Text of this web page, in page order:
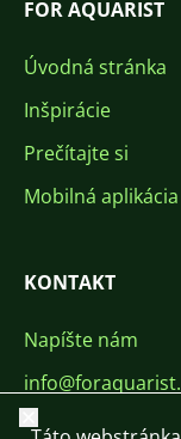
FOR AQUARIST
Úvodná stránka
Inšpirácie
Prečítajte si
Mobilná aplikácia
KONTAKT
Napíšte nám
+420 603 449 602
Zavrieť